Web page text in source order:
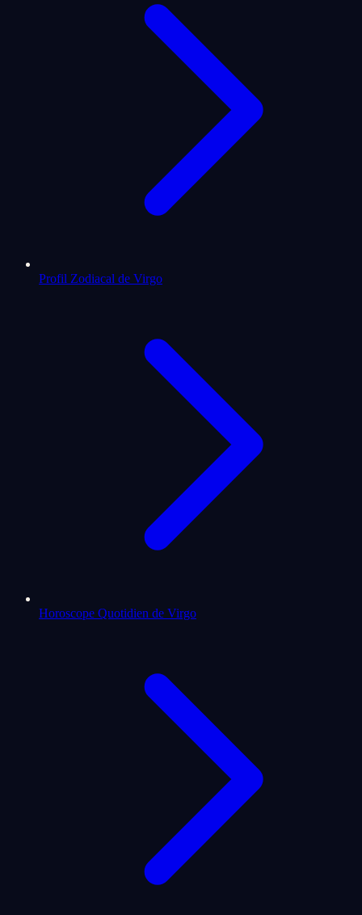
Profil Zodiacal de Virgo
Horoscope Quotidien de Virgo